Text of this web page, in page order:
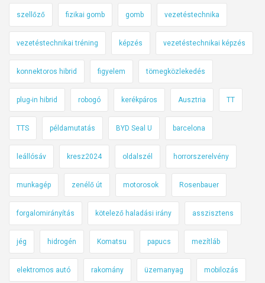
szellőző fizikai gomb gomb vezetéstechnika
vezetéstechnikai tréning képzés vezetéstechnikai képzés
konnektoros hibrid figyelem tömegközlekedés
plug-in hibrid robogó kerékpáros Ausztria TT
TTS példamutatás BYD Seal U barcelona
leállósáv kresz2024 oldalszél horrorszerelvény
munkagép zenélő út motorosok Rosenbauer
forgalomirányítás kötelező haladási irány asszisztens
jég hidrogén Komatsu papucs mezítláb
elektromos autó rakomány üzemanyag mobilozás